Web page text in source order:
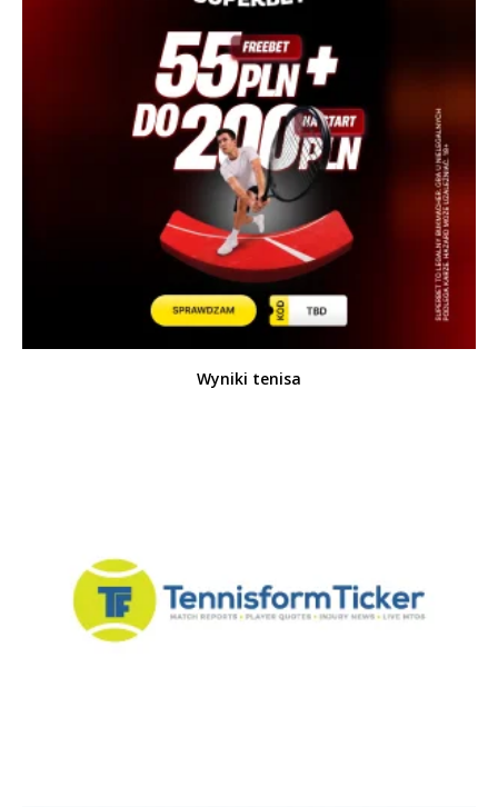
Wyniki tenisa